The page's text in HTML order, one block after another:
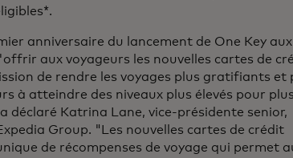
anniversaire du lancement de One Key aux
aux voyageurs les nouvelles cartes de
de rendre les voyages plus gratifiants et
à atteindre des niveaux plus élevés pour
déclaré Katrina Lane, vice-présidente senior,
Group. "Les nouvelles cartes de crédit
de récompenses de voyage qui permet